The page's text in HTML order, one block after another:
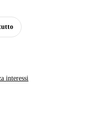
interessi